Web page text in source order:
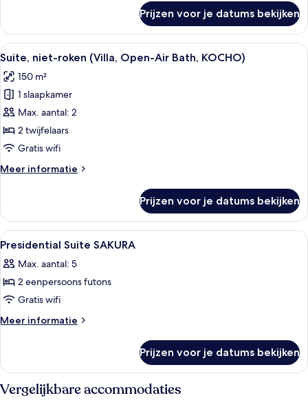
Air
Bath,
Miyabi)
laden
1
slaapkamer,
niet-
(Hanare,
with
Air
Bath,
Miyabi)
Prijzen voor je datums bekijken
Alle
foto's
voor
Suite,
niet-
roken
(Villa,
Air
laden
Een modern interieur met een
23
Suite, niet-roken (Villa, Open-Air Bath, KOCHO)
150 m²
1 slaapkamer
Max. aantal: 2
2 twijfelaars
Gratis wifi
Meer informatie
Meer
niet-
roken
(Villa,
Air
Bath,
Prijzen voor je datums bekijken
Alle
foto's
voor
Presidential
Suite
SAKURA
Een kluis op de kamer,
17
Presidential Suite SAKURA
Max. aantal: 5
2 eenpersoons futons
Gratis wifi
Meer informatie
Meer
Suite
SAKURA
Prijzen voor je datums bekijken
Vergelijkbare accommodaties